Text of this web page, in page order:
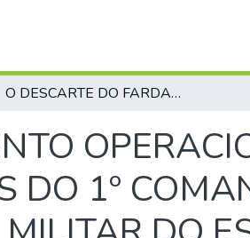
O DESCARTE DO FARDAMENTO OPERACIONAL INSERVÍVEL DOS MILITARES DO 1º COMANDO REGIONAL DO CORPO DE BOMBEIROS MILITAR DO ESTADO DE GOIÁS NOS ANOS DE 2023 A 2025.
DO 1º